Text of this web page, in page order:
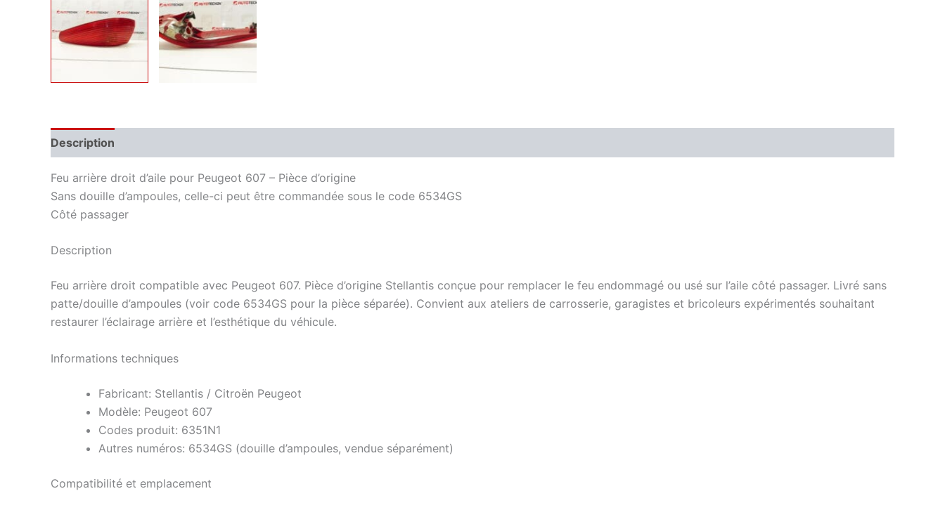
Description
Feu arrière droit d’aile pour Peugeot 607 – Pièce d’origine
Sans douille d’ampoules, celle-ci peut être commandée sous le code 6534GS
Côté passager
Description
Feu arrière droit compatible avec Peugeot 607. Pièce d’origine Stellantis conçue pour remplacer le feu endommagé ou usé sur l’aile côté passager. Livré sans
patte/douille d’ampoules (voir code 6534GS pour la pièce séparée). Convient aux ateliers de carrosserie, garagistes et bricoleurs expérimentés souhaitant
restaurer l’éclairage arrière et l’esthétique du véhicule.
Informations techniques
Fabricant: Stellantis / Citroën Peugeot
Modèle: Peugeot 607
Codes produit: 6351N1
Autres numéros: 6534GS (douille d’ampoules, vendue séparément)
Compatibilité et emplacement